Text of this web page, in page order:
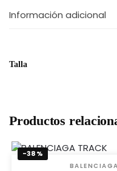
Información adicional
Talla
Productos
-38%